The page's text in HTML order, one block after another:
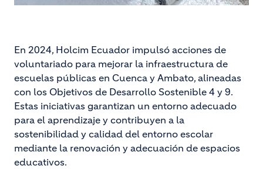
En 2024, Holcim Ecuador impulsó acciones de
voluntariado para mejorar la infraestructura de
escuelas públicas en Cuenca y Ambato, alineadas
con los Objetivos de Desarrollo Sostenible 4 y 9.
Estas iniciativas garantizan un entorno adecuado
para el aprendizaje y contribuyen a la
sostenibilidad y calidad del entorno escolar
mediante la renovación y adecuación de espacios
educativos.